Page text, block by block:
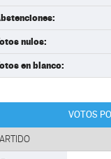
nulos:
en blanco:
VOTOS